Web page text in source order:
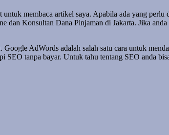
membaca artikel saya. Apabila ada yang perlu
dan Konsultan Dana Pinjaman di Jakarta. Jika
AdWords adalah salah satu cara untuk
SEO tanpa bayar. Untuk tahu tentang SEO anda